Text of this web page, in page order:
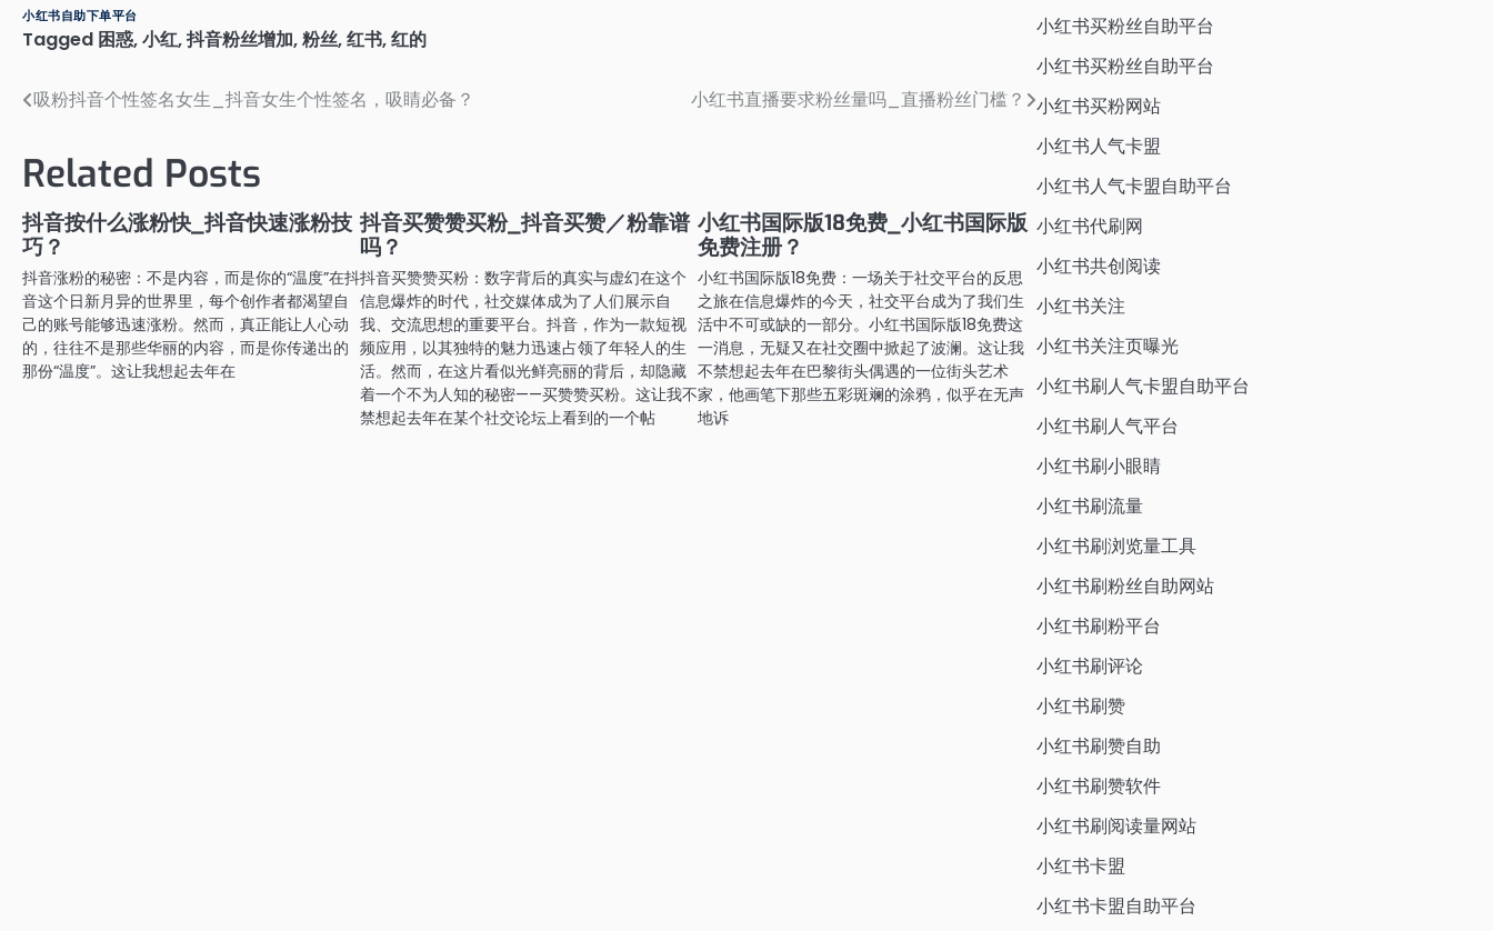
小红书自助下单平台
Tagged 困惑,小红,抖音粉丝增加,粉丝,红书,红的
文
导
航
吸粉抖音个性签名女生_抖音女生个性签名，吸睛必备？ 小红书直播要求粉丝量吗_直播粉丝门槛？
Related Posts
抖音按什么涨粉快_抖音快速涨粉技
巧？
抖音涨粉的秘密：不是内容，而是你的“温度”在抖
音这个日新月异的世界里，每个创作者都渴望自
己的账号能够迅速涨粉。然而，真正能让人心动
的，往往不是那些华丽的内容，而是你传递出的
那份“温度”。这让我想起去年在
抖音买赞赞买粉_抖音买赞／粉靠谱
吗？
抖音买赞赞买粉：数字背后的真实与虚幻在这个
信息爆炸的时代，社交媒体成为了人们展示自
我、交流思想的重要平台。抖音，作为一款短视
频应用，以其独特的魅力迅速占领了年轻人的生
活。然而，在这片看似光鲜亮丽的背后，却隐藏
着一个不为人知的秘密——买赞赞买粉。这让我不
禁想起去年在某个社交论坛上看到的一个帖
小红书国际版18免费_小红书国际版
免费注册？
小红书国际版18免费：一场关于社交平台的反思
之旅在信息爆炸的今天，社交平台成为了我们生
活中不可或缺的一部分。小红书国际版18免费这
一消息，无疑又在社交圈中掀起了波澜。这让我
不禁想起去年在巴黎街头偶遇的一位街头艺术
家，他画笔下那些五彩斑斓的涂鸦，似乎在无声
地诉
小红书买粉丝自助平台
小红书买粉丝自助平台
小红书买粉网站
小红书人气卡盟
小红书人气卡盟自助平台
小红书代刷网
小红书共创阅读
小红书关注
小红书关注页曝光
小红书刷人气卡盟自助平台
小红书刷人气平台
小红书刷小眼睛
小红书刷流量
小红书刷浏览量工具
小红书刷粉丝自助网站
小红书刷粉平台
小红书刷评论
小红书刷赞
小红书刷赞自助
小红书刷赞软件
小红书刷阅读量网站
小红书卡盟
小红书卡盟自助平台